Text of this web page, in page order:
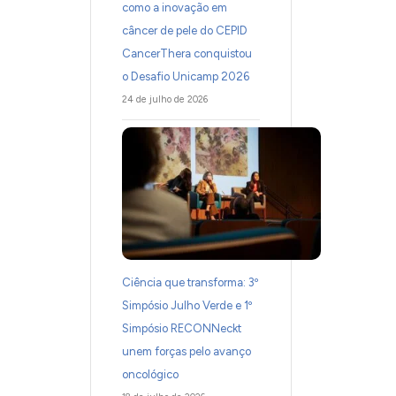
como a inovação em
câncer de pele do CEPID
CancerThera conquistou
o Desafio Unicamp 2026
24 de julho de 2026
Ciência que transforma: 3º
Simpósio Julho Verde e 1º
Simpósio RECONNeckt
unem forças pelo avanço
oncológico